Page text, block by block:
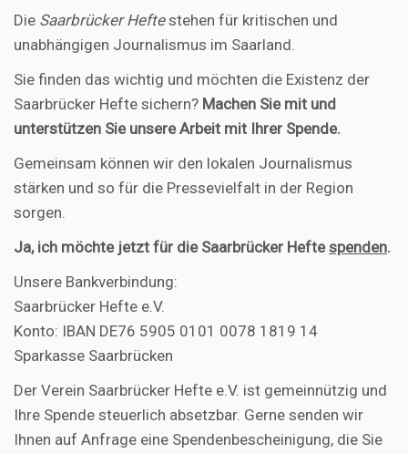
Die Saarbrücker Heftestehen für kritischen und
unabhängigen Journalismus im Saarland.
Sie finden das wichtig und möchten die Existenz der
Saarbrücker Hefte sichern? Machen Sie mit und
unterstützen Sie unsere Arbeit mit Ihrer Spende.
Gemeinsam können wir den lokalen Journalismus
stärken und so für die Pressevielfalt in der Region
sorgen.
Ja, ich möchte jetzt für die Saarbrücker Heftespenden.
Unsere Bankverbindung:
Saarbrücker Hefte e.V.
Konto: IBAN DE76 5905 0101 0078 1819 14
Sparkasse Saarbrücken
Der Verein Saarbrücker Hefte e.V. ist gemeinnützig und
Ihre Spende steuerlich absetzbar. Gerne senden wir
Ihnen auf Anfrage eine Spendenbescheinigung, die Sie